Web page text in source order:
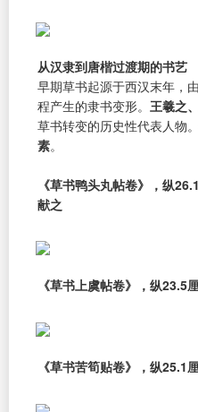
从汉隶到唐楷过渡期的书艺
早期草书起源于西汉末年，
程产生的隶书变形。 王羲之
草书转变的历史性代表人物
素。
《草书鸭头丸帖卷》，纵
献之
《草书上虞帖卷》，纵23.5
《草书苦筍贴卷》，纵25.1